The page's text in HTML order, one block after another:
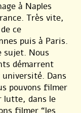
à Naples
Très vite,
ce
puis à Paris.
sujet. Nous
démarrent
université. Dans
pouvons filmer
lutte, dans le